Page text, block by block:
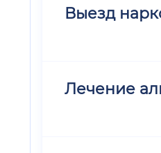
Выезд
Лечение